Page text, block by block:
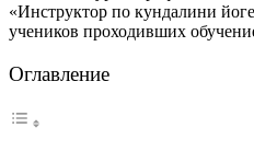
«Инструктор по кундалини
учеников проходивших
Оглавление